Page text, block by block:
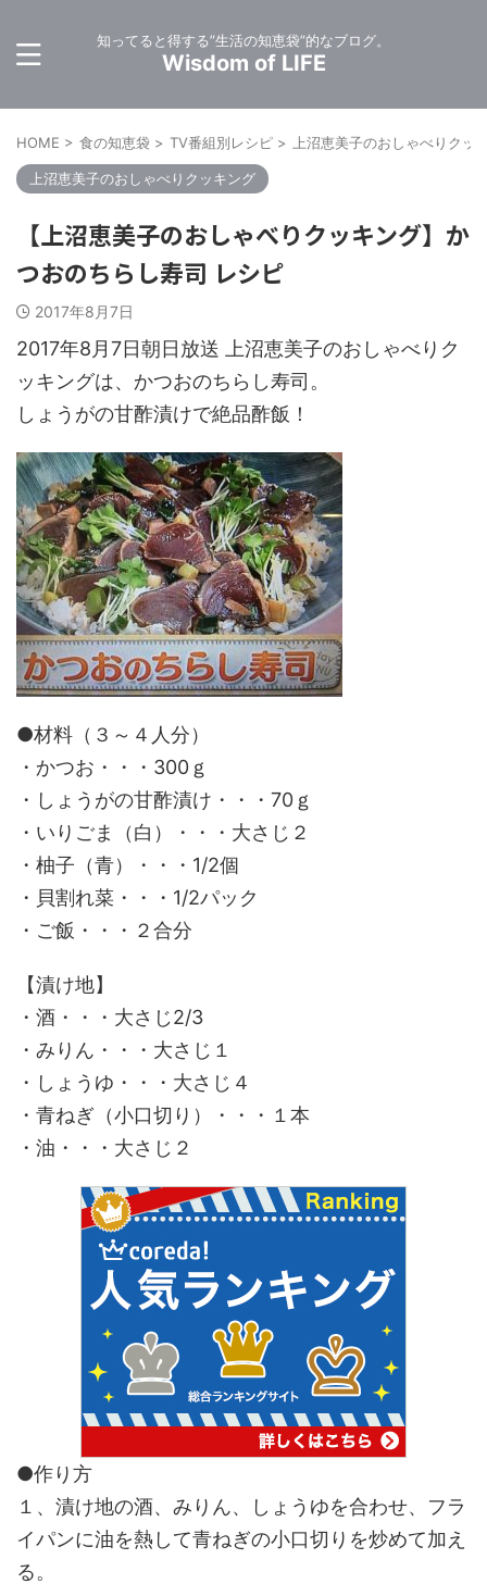
知ってると得する”生活の知恵袋”的なブログ。
Wisdom of LIFE
HOME > 食の知恵袋 > TV番組別レシピ > 上沼恵美子のおしゃべりクッ
上沼恵美子のおしゃべりクッキング
【上沼恵美子のおしゃべりクッキング】か
つおのちらし寿司 レシピ
2017年8月7日
2017年8月7日朝日放送 上沼恵美子のおしゃべりク
ッキングは、かつおのちらし寿司。
しょうがの甘酢漬けで絶品酢飯！
●材料（３～４人分）
・かつお・・・300ｇ
・しょうがの甘酢漬け・・・70ｇ
・いりごま（白）・・・大さじ２
・柚子（青）・・・1/2個
・貝割れ菜・・・1/2パック
・ご飯・・・２合分
【漬け地】
・酒・・・大さじ2/3
・みりん・・・大さじ１
・しょうゆ・・・大さじ４
・青ねぎ（小口切り）・・・１本
・油・・・大さじ２
●作り方
１、漬け地の酒、みりん、しょうゆを合わせ、フラ
イパンに油を熱して青ねぎの小口切りを炒めて加え
る。